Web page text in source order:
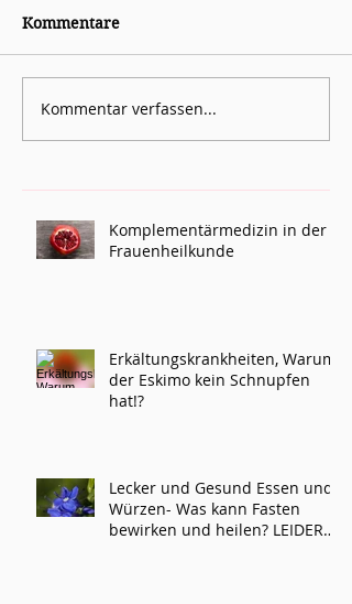
Kommentare
Kommentar verfassen...
Komplementärmedizin in der
Frauenheilkunde
Erkältungskrankheiten, Warum
der Eskimo kein Schnupfen
hat!?
Lecker und Gesund Essen und
Würzen- Was kann Fasten
bewirken und heilen? LEIDER